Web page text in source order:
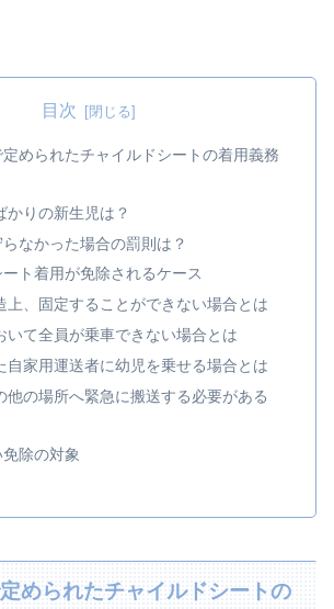
目次
められたチャイルドシートの着用義務
かりの新生児は？
なかった場合の罰則は？
ト着用が免除されるケース
上、固定することができない場合とは
いて全員が乗車できない場合とは
自家用運送者に幼児を乗せる場合とは
他の場所へ緊急に搬送する必要がある
除の対象
められたチャイルドシートの